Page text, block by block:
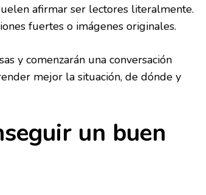
afirmar ser lectores literalmente.
fuertes o imágenes originales.
y comenzarán una conversación
mejor la situación, de dónde y
un buen